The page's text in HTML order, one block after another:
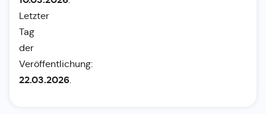
Letzter
Tag
der
Veröffentlichung:
22.03.2026.